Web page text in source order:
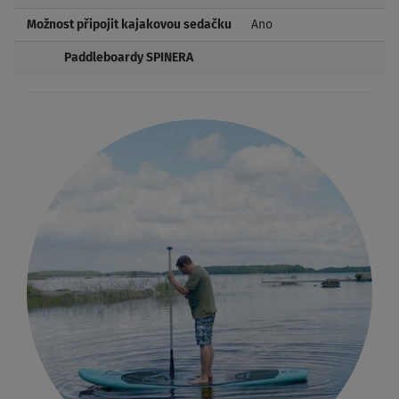
Možnost připojit kajakovou sedačku Ano
Paddleboardy SPINERA